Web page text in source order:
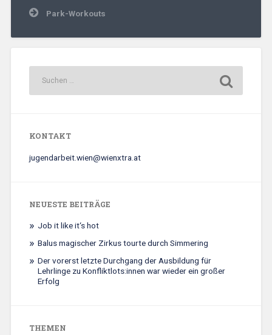
Park-Workouts
KONTAKT
jugendarbeit.wien@wienxtra.at
NEUESTE BEITRÄGE
Job it like it‘s hot
Balus magischer Zirkus tourte durch Simmering
Der vorerst letzte Durchgang der Ausbildung für
Lehrlinge zu Konfliktlots:innen war wieder ein großer
Erfolg
THEMEN